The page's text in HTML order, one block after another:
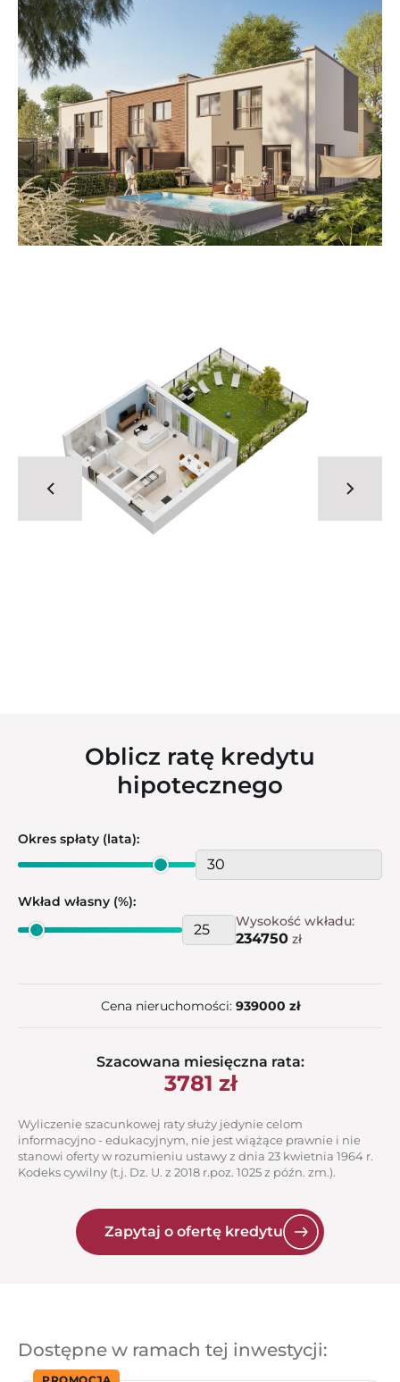
Oblicz ratę kredytu
hipotecznego
Okres spłaty (lata):
Wkład własny (%):
Wysokość wkładu:
234750 zł
Cena nieruchomości: 939000 zł
Szacowana miesięczna rata:
3781 zł
Wyliczenie szacunkowej raty służy jedynie celom
informacyjno - edukacyjnym, nie jest wiążące prawnie i nie
stanowi oferty w rozumieniu ustawy z dnia 23 kwietnia 1964 r.
Kodeks cywilny (t.j. Dz. U. z 2018 r.poz. 1025 z późn. zm.).
Zapytaj o ofertę kredytu
Dostępne w ramach tej inwestycji: